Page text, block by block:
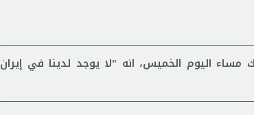
اليوم الخميس، انه "لا يوجد لدينا في إيران